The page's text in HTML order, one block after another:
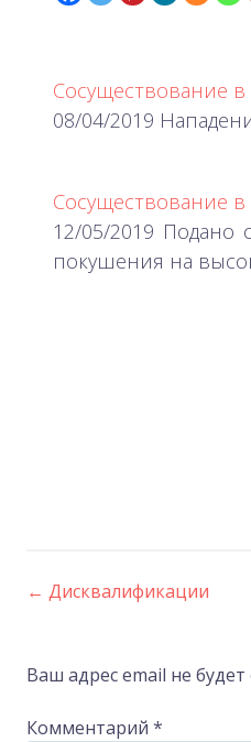
Сосуществование
08/04/2019
Сосуществование
12/05/2019
покушения на
Post
← Дисквалификации
Ваш адрес email не
Комментарий *